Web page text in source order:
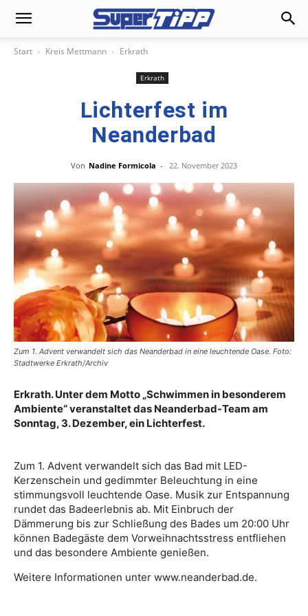
Start Kreis Mettmann Erkrath
Erkrath
Lichterfest im
Neanderbad
Von Nadine Formicola - 22. November 2023
Zum 1. Advent verwandelt sich das Neanderbad in eine leuchtende Oase. Foto:
Stadtwerke Erkrath/Archiv
Erkrath. Unter dem Motto „Schwimmen in besonderem
Ambiente“ veranstaltet das Neanderbad-Team am
Sonntag, 3. Dezember, ein Lichterfest.
Zum 1. Advent verwandelt sich das Bad mit LED-
Kerzenschein und gedimmter Beleuchtung in eine
stimmungsvoll leuchtende Oase. Musik zur Entspannung
rundet das Badeerlebnis ab. Mit Einbruch der
Dämmerung bis zur Schließung des Bades um 20:00 Uhr
können Badegäste dem Vorweihnachtsstress entfliehen
und das besondere Ambiente genießen.
Weitere Informationen unter www.neanderbad.de.